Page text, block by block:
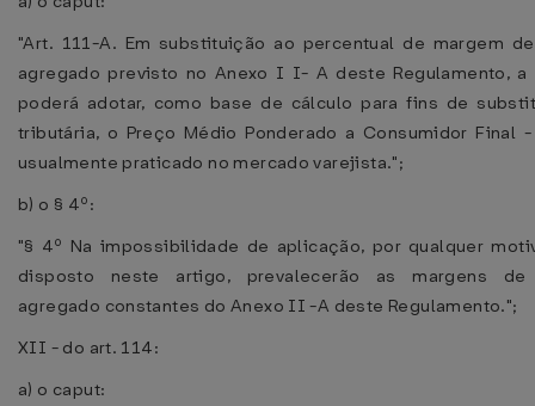
"Art. 111-A. Em substituição ao percentual de margem
agregado previsto no Anexo I I- A deste Regulamento, a
poderá adotar, como base de cálculo para fins de
tributária, o Preço Médio Ponderado a Consumidor Final -
usualmente praticado no mercado varejista.";
b) o § 4º:
"§ 4º Na impossibilidade de aplicação, por qualquer
disposto neste artigo, prevalecerão as margens de
agregado constantes do Anexo II -A deste Regulamento.";
XII - do art. 114:
a) o caput: